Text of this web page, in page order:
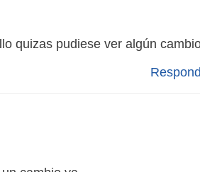
quizas pudiese ver algún